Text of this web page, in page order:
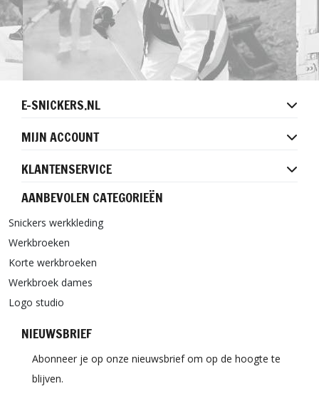
E-SNICKERS.NL
MIJN ACCOUNT
KLANTENSERVICE
AANBEVOLEN CATEGORIEËN
Snickers werkkleding
Werkbroeken
Korte werkbroeken
Werkbroek dames
Logo studio
NIEUWSBRIEF
Abonneer je op onze nieuwsbrief om op de hoogte te
blijven.